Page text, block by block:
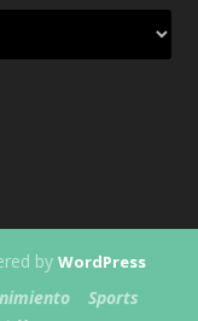
by WordPress
Sports